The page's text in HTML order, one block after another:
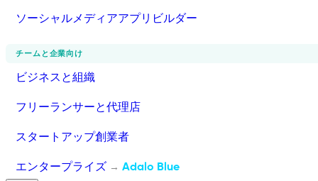
ソーシャルメディアアプリビルダー
チームと企業向け
ビジネスと組織
フリーランサーと代理店
スタートアップ創業者
エンタープライズ → Adalo Blue